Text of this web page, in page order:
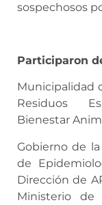
sospechosos
Participaron
Municipalidad
Residuos
Bienestar
Gobierno de
de
Dirección de
Ministerio